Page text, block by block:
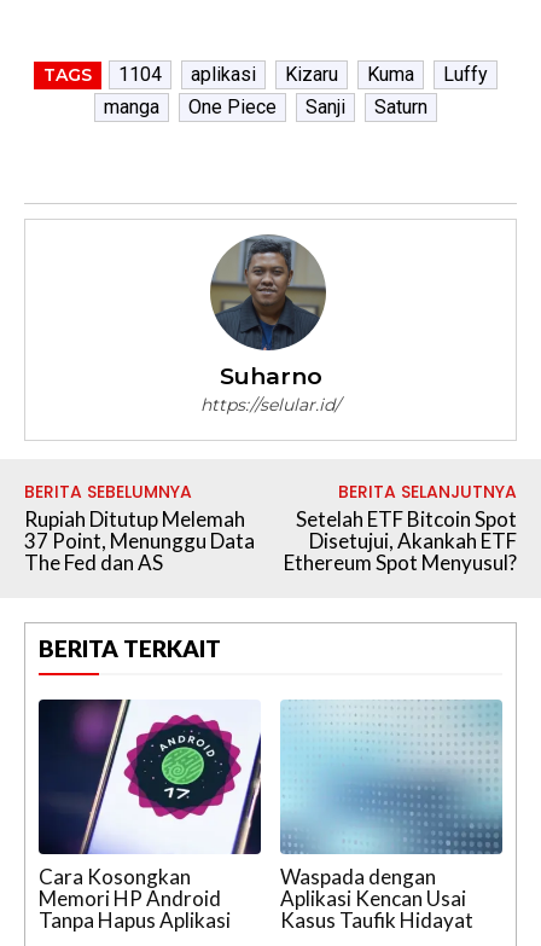
TAGS 1104 aplikasi Kizaru Kuma
Luffy
manga
One Piece Sanji Saturn
Suharno
https://selular.id/
BERITA SEBELUMNYA
Rupiah Ditutup Melemah
37 Point, Menunggu Data
The Fed dan AS
BERITA SELANJUTNYA
Setelah ETF Bitcoin Spot
Disetujui, Akankah ETF
Ethereum Spot Menyusul?
BERITA TERKAIT
Cara Kosongkan
Memori HP Android
Tanpa Hapus Aplikasi
Waspada dengan
Aplikasi Kencan Usai
Kasus Taufik Hidayat